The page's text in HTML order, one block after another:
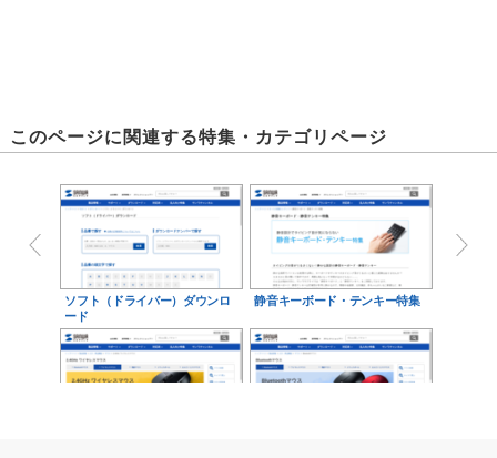
このページに関連する特集・カテゴリページ
ソフト（ドライバー）ダウンロ
ード
静音キーボード・テンキー特集